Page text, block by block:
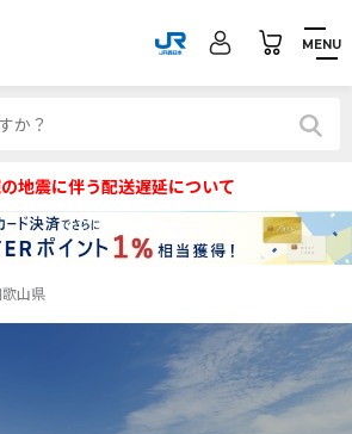
MENU
地震に伴う配送遅延について
山県